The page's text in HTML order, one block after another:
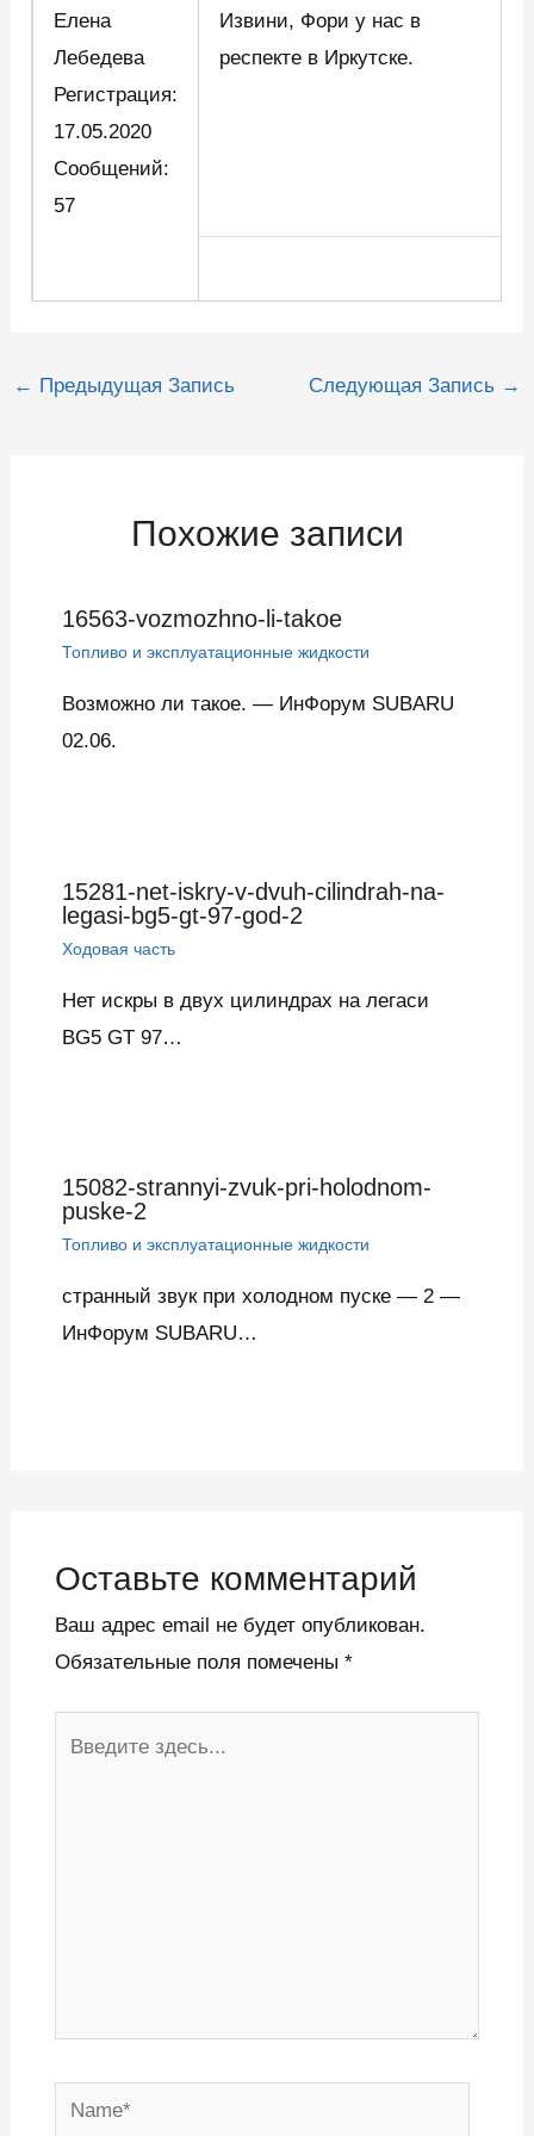
Елена
Лебедева
Регистрация:
17.05.2020
Сообщений:
57
Извини, Фори у нас в
респекте в Иркутске.
Навигация
← Предыдущая Запись Следующая Запись →
Похожие записи
16563-vozmozhno-li-takoe
Топливо и эксплуатационные жидкости
Возможно ли такое. — ИнФорум SUBARU
02.06.
15281-net-iskry-v-dvuh-cilindrah-na-
legasi-bg5-gt-97-god-2
Ходовая часть
Нет искры в двух цилиндрах на легаси
BG5 GT 97…
15082-strannyi-zvuk-pri-holodnom-
puske-2
Топливо и эксплуатационные жидкости
странный звук при холодном пуске — 2 —
ИнФорум SUBARU…
Оставьте комментарий
Ваш адрес email не будет опубликован.
Обязательные поля помечены *
Name*